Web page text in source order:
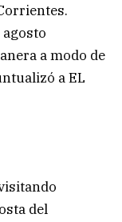
a modo de
a EL
del